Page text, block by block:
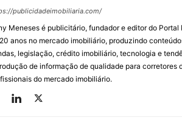
publicidadeimobiliaria.com/
Meneses é publicitário, fundador e editor do
anos no mercado imobiliário, produzindo
legislação, crédito imobiliário, tecnologia e
de informação de qualidade para corretores
do mercado imobiliário.